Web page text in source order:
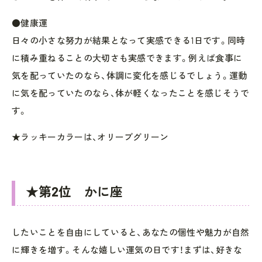
●健康運
日々の小さな努力が結果となって実感できる1日です。同時
に積み重ねることの大切さも実感できます。例えば食事に
気を配っていたのなら、体調に変化を感じるでしょう。運動
に気を配っていたのなら、体が軽くなったことを感じそうで
す。
★ラッキーカラーは、オリーブグリーン
★第2位 かに座
したいことを自由にしていると、あなたの個性や魅力が自然
に輝きを増す。そんな嬉しい運気の日です！まずは、好きな